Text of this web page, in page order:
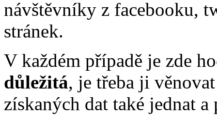
návštěvníky z facebooku,
stránek.
V každém případě je zde
důležitá, je třeba ji
získaných dat také jednat